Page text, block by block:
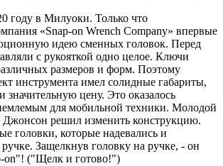
году в Милуоки. Только что
«Snap-on Wrench Company» впервые
идею сменных головок. Перед
с рукояткой одно целое. Ключи
размеров и форм. Поэтому
инструмента имел солидные габариты,
значительную цену. Это оказалось
для мобильной техники. Молодой
решил изменить конструкцию.
головки, которые надевались и
Защелкнув головку на ручке, - он
on"! ("Щелк и готово!")